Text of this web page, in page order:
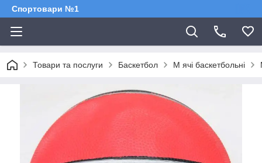
Спортовари №1
Товари та послуги Баскетбол М ячі баскетбольні